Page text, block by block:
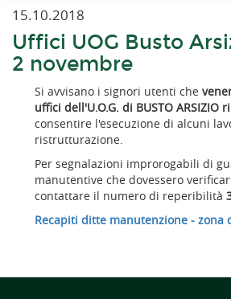
15.10.2018
Uffici UOG Busto
2 novembre
Si avvisano i signori utenti che
uffici dell'U.O.G. di BUSTO ARSIZIO
consentire l'esecuzione di alcuni
ristrutturazione.
Per segnalazioni improrogabili di
manutentive che dovessero
contattare il numero di reperibilità
Recapiti ditte manutenzione - zona